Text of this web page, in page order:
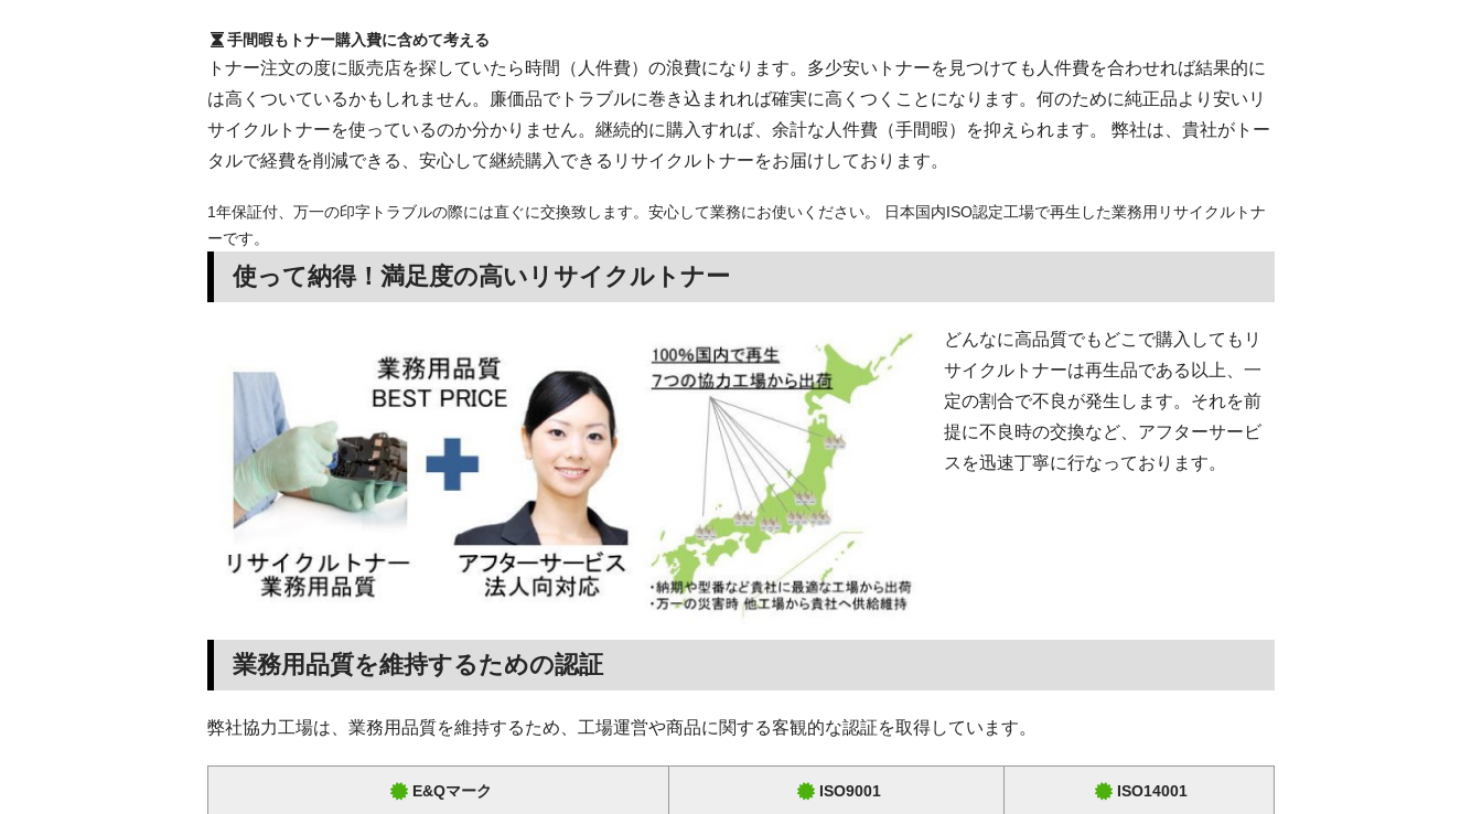
手間暇もトナー購入費に含めて考える
トナー注文の度に販売店を探していたら時間（人件費）の浪費になります。多少安いトナーを見つけても人件費を合わせれば結果的に
は高くついているかもしれません。廉価品でトラブルに巻き込まれれば確実に高くつくことになります。何のために純正品より安いリ
サイクルトナーを使っているのか分かりません。継続的に購入すれば、余計な人件費（手間暇）を抑えられます。 弊社は、貴社がトー
タルで経費を削減できる、安心して継続購入できるリサイクルトナーをお届けしております。
1年保証付、万一の印字トラブルの際には直ぐに交換致します。安心して業務にお使いください。 日本国内ISO認定工場で再生した業務用リサイクルトナ
ーです。
使って納得！満足度の高いリサイクルトナー
どんなに高品質でもどこで購入してもリ
サイクルトナーは再生品である以上、一
定の割合で不良が発生します。それを前
提に不良時の交換など、アフターサービ
スを迅速丁寧に行なっております。
業務用品質を維持するための認証
弊社協力工場は、業務用品質を維持するため、工場運営や商品に関する客観的な認証を取得しています。
E&Qマーク ISO9001 ISO14001